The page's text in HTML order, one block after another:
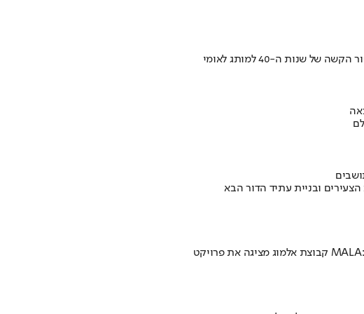
ובניית עתיד הדור הבא